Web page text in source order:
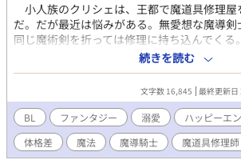
小人族のクリシェは、王都で魔道具修理屋
だ。だが最近は悩みがある。無愛想な魔導
同じ魔術剣を折っては修理に持ち込んでくる
屋であって、武具修理屋じゃない。最初は呆
ったが、剣には天使の呪いが残っていた。
「天使の呪い」を受けていた。不意の事故
シェにまで移ってしまう。 ガレスは騎士団
マヌスを庇って呪いを受け、左腕を負傷して
として命を奪いのではなく、誰かの役に立つ
ェの店で働きたいと申し出る。天使の呪いは
ならない。クリシェは渋々ながらガレスを
続きを読む
文字数 16,845 最終更新
BL ファンタジー 溺愛 ハッピーエ
体格差
魔法 魔導騎士 魔道具修理師